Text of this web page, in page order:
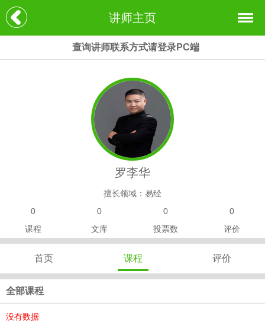
讲师主页
查询讲师联系方式请登录PC端
罗李华
擅长领域：易经
0
0 0
0
课程
文库 投票数 评价
首页 课程 评价
全部课程
没有数据